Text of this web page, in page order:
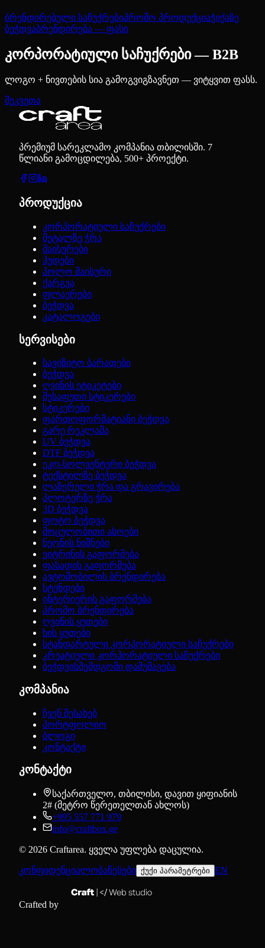
ბრენდირებული საჩუქრებიპრომო პროდუქციაჭიქაზე
ბეჭდვაბრენდირება — ფასი
კორპორატიული საჩუქრები — B2B
ლოგო + ნივთების სია გამოგვიგზავნეთ — ვიტყვით ფასს.
შეკვეთა
პრემიუმ სარეკლამო კომპანია თბილისში. 7
წლიანი გამოცდილება, 500+ პროექტი.
პროდუქცია
კორპორატიული საჩუქრები
მეტალზე ჭრა
მაისურები
ჰუდები
პოლო მაისური
ქარგვა
ფლაერები
ბეჭდვა
კატალოგები
სერვისები
სავიზიტო ბარათები
ბეჭდვა
ღვინის ეტიკეტები
შესაფუთი სტიკერები
სტიკერები
ფართოფორმატიანი ბეჭდვა
გარე რეკლამა
UV ბეჭდვა
DTF ბეჭდვა
ეკო-სოლვენტური ბეჭდვა
ტექსტილზე ბეჭდვა
ლაზერული ჭრა და გრავირება
პლოტერზე ჭრა
3D ბეჭდვა
ფოტო ბეჭდვა
მოცულობითი ასოები
ნეონის ნიშნები
ვიტრინის გაფორმება
ფასადის გაფორმება
ავტომობილის ბრენდირება
სტენდები
ინტერიერის გაფორმება
პრომო ბრენდირება
ღვინის ყუთები
ხის ყუთები
სტანდარტული კორპორატიული საჩუქრები
კრეატიული კორპორატიული საჩუქრები
ბეჭდვისშემდგომი დამუშავება
კომპანია
ჩვენ შესახებ
პორტფოლიო
ბლოგი
კონტაქტი
კონტაქტი
საქართველო, თბილისი, დავით ყიფიანის
2# (მეტრო წერეთელთან ახლოს)
+995 557 771 979
info@craftbox.ge
© 2026 Craftarea. ყველა უფლება დაცულია.
კონფიდენციალობაწესები ქუქი პარამეტრები EN
Crafted by